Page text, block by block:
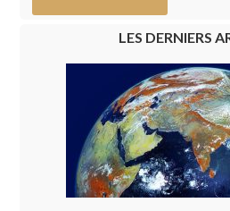
LES DERNIERS